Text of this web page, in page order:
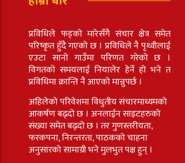
प्रविधिले फड्को मारेसँगै संचार क्षेत्र समेत
परिष्कृत हुँदै गएको छ । प्रविधिले नै पृथ्वीलाई
एउटा सानो गाउँमा परिणत गरेको छ ।
विगतको समयलाई नियालेर हेर्ने हो भने त
प्रविधिमा क्रान्ति नै आएको मान्नुपर्छ ।
अहिलेको परिवेशमा विधुतीय संचारमाध्यमको
आकर्षण बढ्दो छ । अनलाईन साइटहरुको
संख्या समेत बढ्दो छ । तर गुणस्तरीयता,
फरकपना, निरन्तरता, पाठकको चाहना
अनुसारको सामाग्री भने मुलभुत पक्ष हुन् ।